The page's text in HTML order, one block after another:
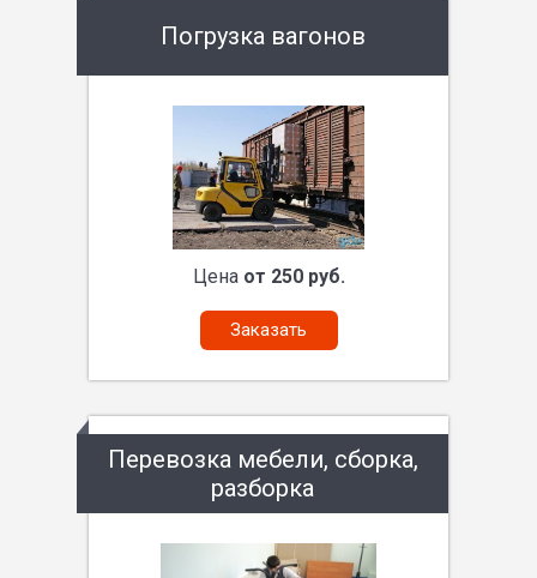
Погрузка вагонов
Цена от 250 руб.
Заказать
Перевозка мебели, сборка,
разборка